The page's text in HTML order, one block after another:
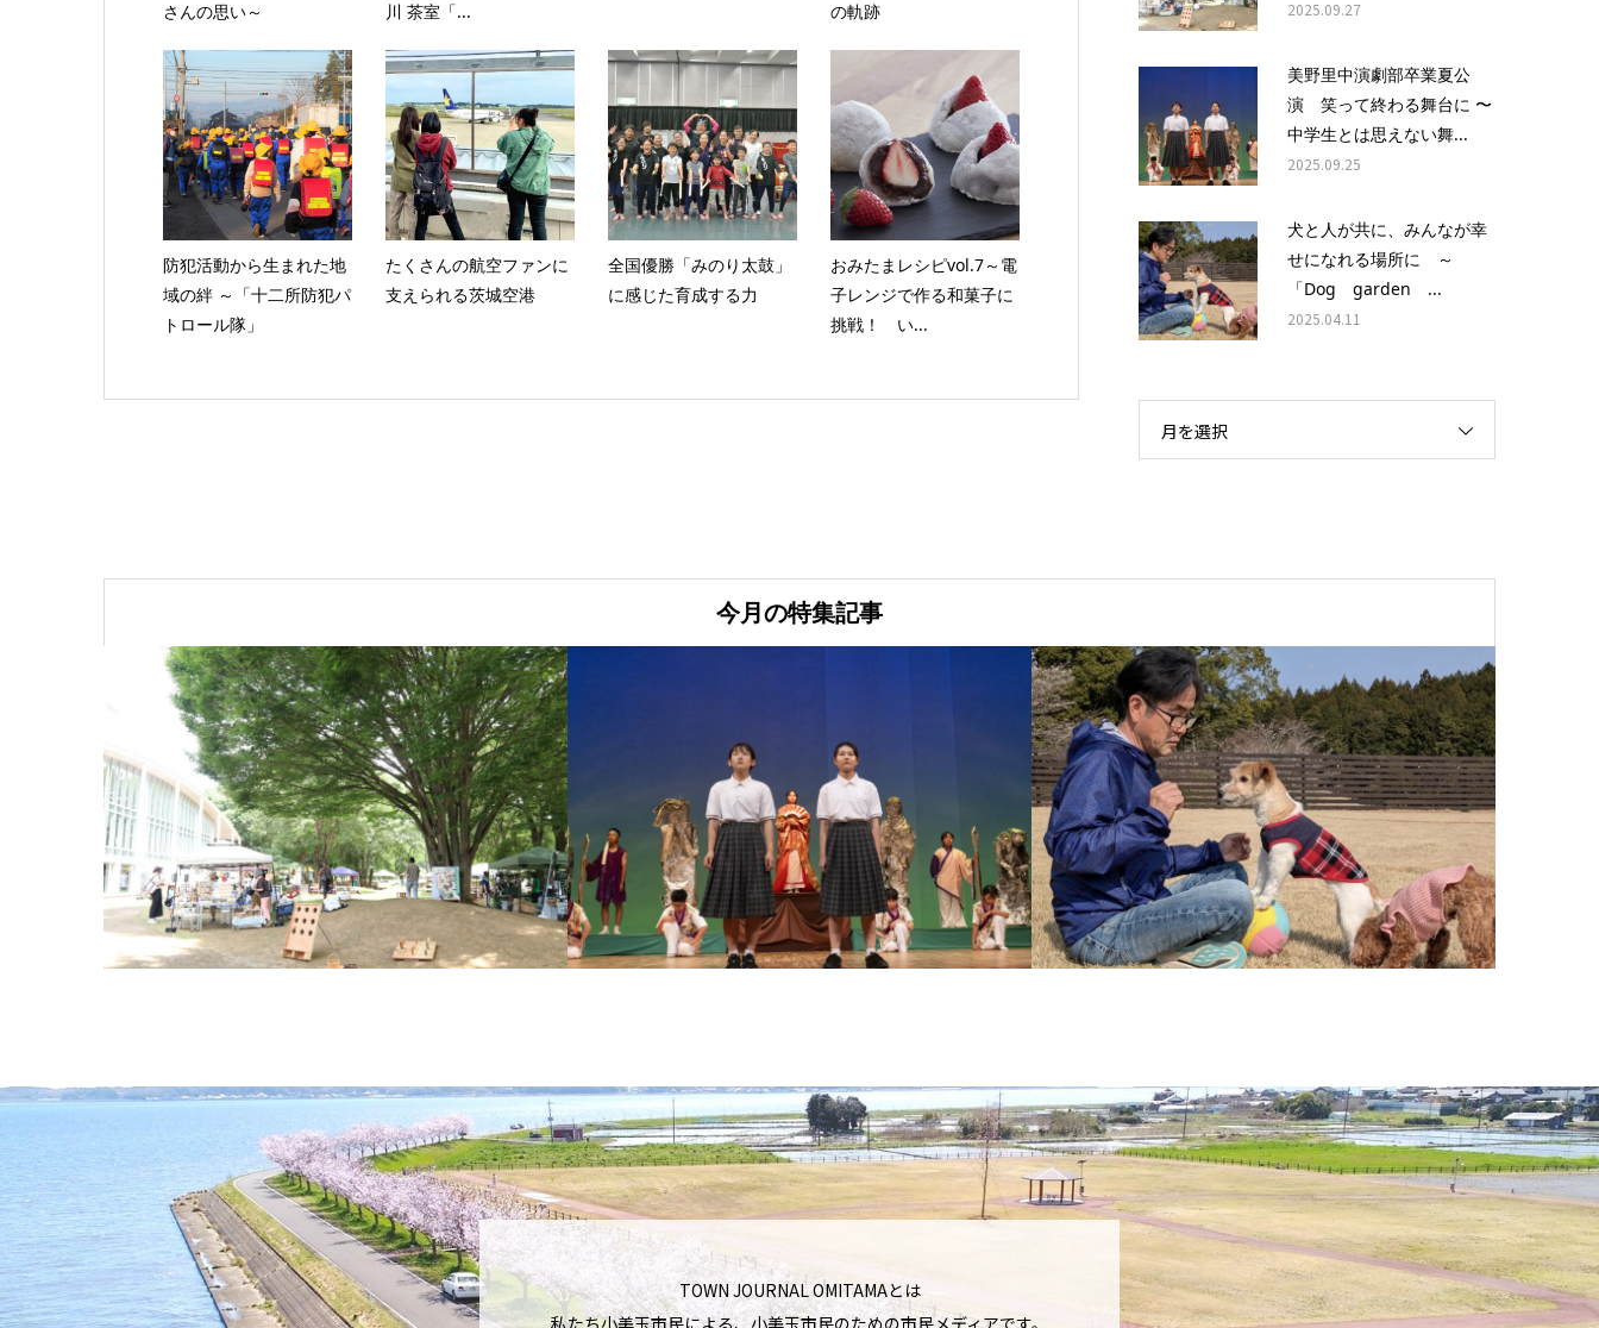
さんの思い～
川 茶室「...
の軌跡
防犯活動から生まれた地
域の絆 ～「十二所防犯パ
トロール隊」
たくさんの航空ファンに
支えられる茨城空港
全国優勝「みのり太鼓」
に感じた育成する力
おみたまレシピvol.7～電
子レンジで作る和菓子に
挑戦！ い...
2025.09.27
美野里中演劇部卒業夏公
演 笑って終わる舞台に 〜
中学生とは思えない舞...
2025.09.25
犬と人が共に、みんなが幸
せになれる場所に ～
「Dog garden ...
2025.04.11
月を選択
今月の特集記事
TOWN JOURNAL OMITAMAとは